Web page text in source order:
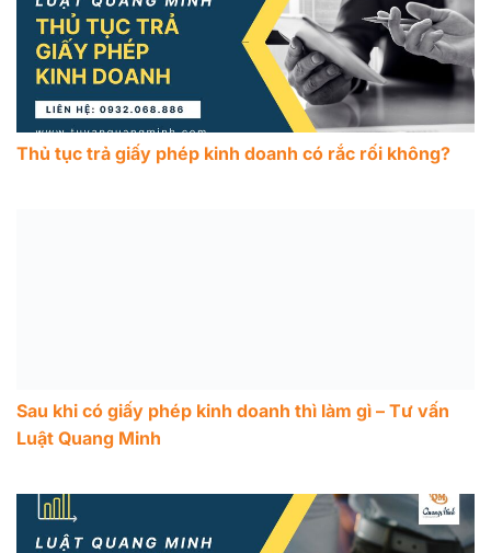
Thủ tục trả giấy phép kinh doanh có rắc rối không?
Sau khi có giấy phép kinh doanh thì làm gì – Tư vấn
Luật Quang Minh